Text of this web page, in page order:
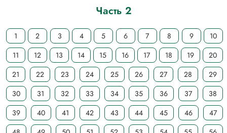
Часть 2
1 2 3 4 5 6 7 8 9
10
11
12 13 14 15 16 17 18 19
20
21
22 23 24 25 26 27 28
29
30
31 32 33 34 35 36 37
38
39
40 41 42 43 44 45 46
47